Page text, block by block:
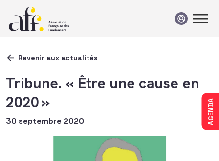
AGENDA
Revenir aux actualités
Tribune. « Être une cause en
2020 »
30 septembre 2020